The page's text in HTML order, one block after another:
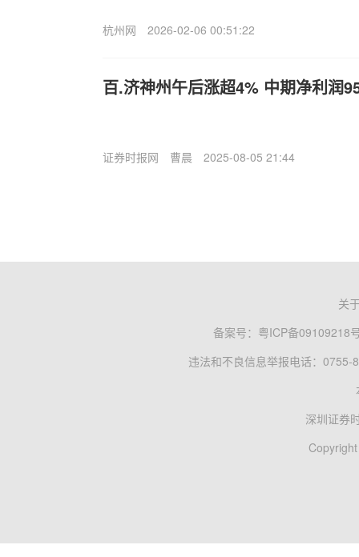
杭州网 2026-02-06 00:51:22
百.济神州午后涨超4% 中期净利润
证券时报网 曹晨 2025-08-05 21:44
关
备案号： 粤ICP备09109218
违法和不良信息举报电话：0755-
深圳证券